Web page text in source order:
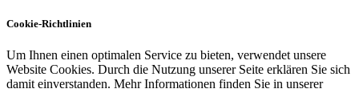
Cookie-Richtlinien
Um Ihnen einen optimalen Service zu bieten, verwendet unsere
Website Cookies. Durch die Nutzung unserer Seite erklären Sie sich
damit einverstanden. Mehr Informationen finden Sie in unserer